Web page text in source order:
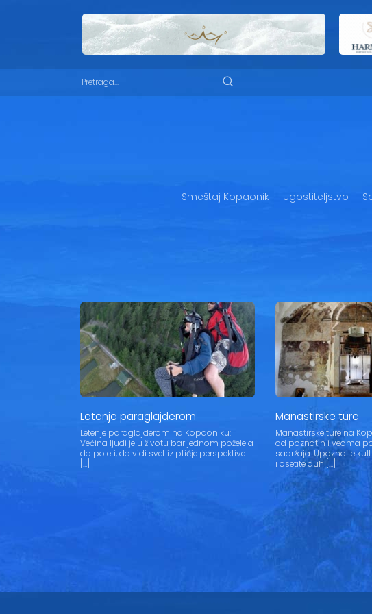
Smeštaj Kopaonik Ugostiteljstvo
Letenje paraglajderom
Letenje paraglajderom na Kopaoniku:
Većina ljudi je u životu bar jednom poželela
da poleti, da vidi svet iz ptičje perspektive
[…]
Manastirske ture
Manastirske ture na
od poznatih i veoma
sadržaja. Upoznajte
i osetite duh […]